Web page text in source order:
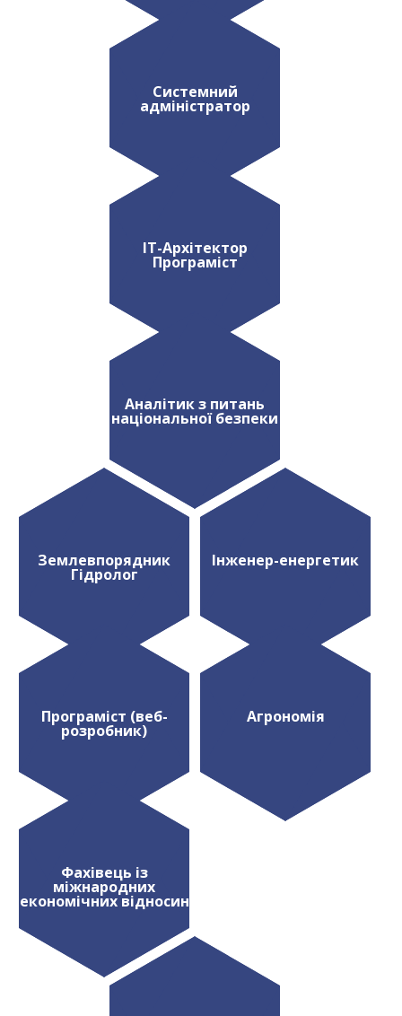
Системний
адміністратор
IТ-Архітектор
Програміст
Аналітик з питань
національної безпеки
Землевпорядник
Гідролог
Інженер-енергетик
Програміст (веб-
розробник)
Агрономія
Фахівець із
міжнародних
економічних відносин